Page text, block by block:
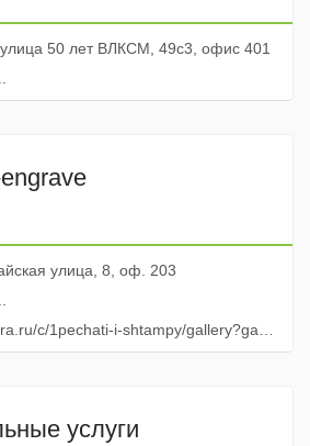
50 лет ВЛКСМ, 49с3, офис 401
улица, 8, оф. 203
1pechati-i-shtampy/gallery?galleryitem=827
услуги